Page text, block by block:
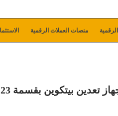
منصات العملات الرقمية